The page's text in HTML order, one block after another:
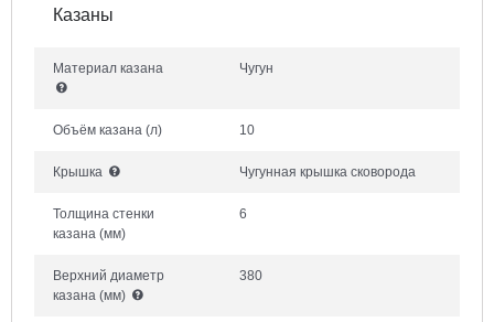
Казаны
Материал казана Чугун
Объём казана (л) 10
Крышка Чугунная крышка сковорода
Толщина стенки
казана (мм)
6
Верхний диаметр
казана (мм)
380